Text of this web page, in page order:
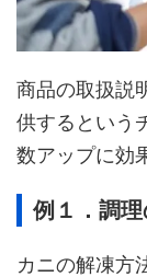
商品の取扱説
供するという
数アップに効
例１．調理
カニの解凍方